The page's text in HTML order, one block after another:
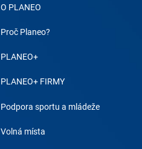
O PLANEO
Proč Planeo?
PLANEO+
PLANEO+ FIRMY
Podpora sportu a mládeže
Volná místa